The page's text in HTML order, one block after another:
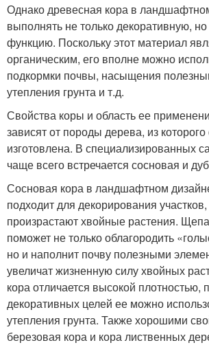
Однако древесная кора в
выполнять не только декоративную,
функцию. Поскольку этот материал
органическим, его вполне можно
подкормки почвы, насыщения
утепления грунта и т.д.
Свойства коры и область ее
зависят от породы дерева, из
изготовлена. В специализированных
чаще всего встречается сосновая и
Сосновая кора в ландшафтном
подходит для декорирования
произрастают хвойные растения.
поможет не только облагородить
но и наполнит почву полезными
увеличат жизненную силу хвойных
кора отличается высокой плотностью,
декоративных целей ее можно
утепления грунта. Также хорошими
березовая кора и кора лиственных